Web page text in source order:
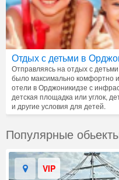
Отдых с детьми в
Отправляясь на отдых с
было максимально комфортно
отели в Орджоникидзе с
детская площадка или углок,
и другие условия для детей.
Популярные
VIP